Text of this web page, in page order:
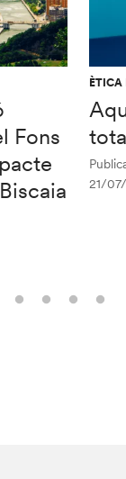
Fons
ÈTICA
21/